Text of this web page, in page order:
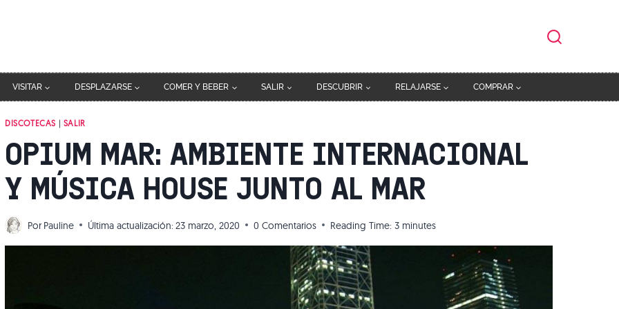
VISITAR DESPLAZARSE COMER Y BEBER SALIR DESCUBRIR RELAJARSE COMPRAR
DISCOTECAS | SALIR
OPIUM MAR: AMBIENTE INTERNACIONAL
Y MÚSICA HOUSE JUNTO AL MAR
Por Pauline Última actualización: 23 marzo, 2020 0 Comentarios Reading Time: 3 minutes